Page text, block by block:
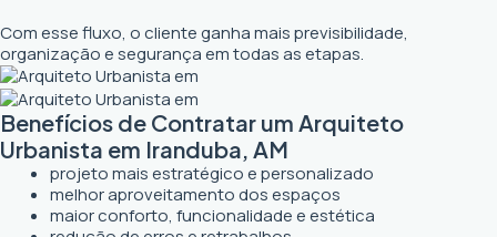
Com esse fluxo, o cliente ganha mais previsibilidade,
organização e segurança em todas as etapas.
Benefícios de Contratar um Arquiteto
Urbanista em Iranduba, AM
projeto mais estratégico e personalizado
melhor aproveitamento dos espaços
maior conforto, funcionalidade e estética